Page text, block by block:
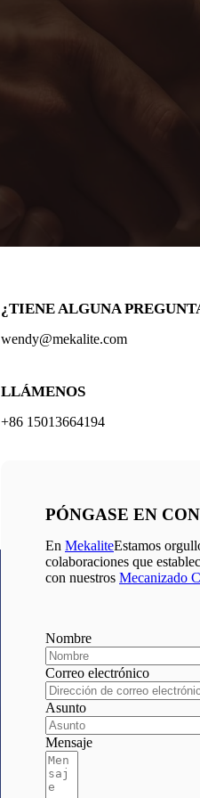
¿TIENE ALGUNA
wendy@mekalite.com
LLÁMENOS
+86 15013664194
PÓNGASE EN
En MekaliteEstamos
colaboraciones que
con nuestros Mecanizado
Nombre
Correo electrónico
Asunto
Mensaje